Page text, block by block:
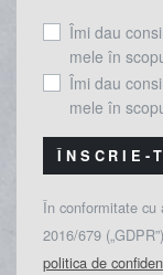
Îmi dau
mele în
Îmi dau
mele în
ÎNSCRIE-
În conformitate cu
2016/679
politica de